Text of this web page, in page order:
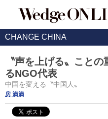
CHANGE CHINA
〝声を上げる〟こと
るNGO代表
中国を変える〝中国人〟
房 満満